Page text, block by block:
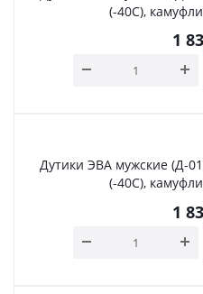
(-40С),
1
Дутики ЭВА мужские (Д-
(-40С),
1